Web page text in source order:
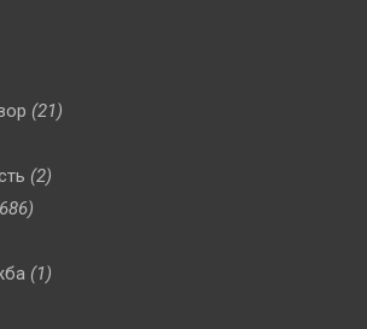
(21)
(2)
(1)